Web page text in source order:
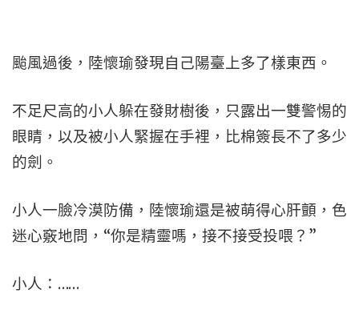
颱風過後，陸懷瑜發現自己陽臺上多了樣東西。
不足尺高的小人躲在發財樹後，只露出一雙警惕的
眼睛，以及被小人緊握在手裡，比棉簽長不了多少
的劍。
小人一臉冷漠防備，陸懷瑜還是被萌得心肝顫，色
迷心竅地問，“你是精靈嗎，接不接受投喂？”
小人：……